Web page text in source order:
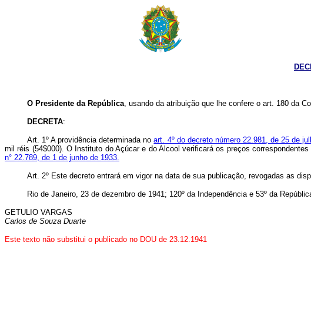
O Presidente da República, usando da atribuição que lhe confere o art. 180 da
DECRETA:
Art. 1º A providência determinada noart. 4º do decreto número 22.981, de 25 de
mil réis (54$000). O Instituto do Açúcar e do Alcool verificará os preços
n° 22.789, de 1 de junho de 1933.
Art. 2º Este decreto entrará em vigor na data de sua publicação, revogadas as
Rio de Janeiro, 23 de dezembro de 1941; 120º da Independência e 53º da
GETULIO VARGAS
Carlos de Souza Duarte
Este texto não substitui o publicado no DOU de 23.12.1941